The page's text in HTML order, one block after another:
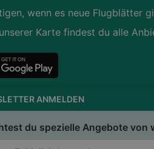
ANMELDEN
du spezielle Angebote von
wenn es neue Flugblätter
Karte findest du alle